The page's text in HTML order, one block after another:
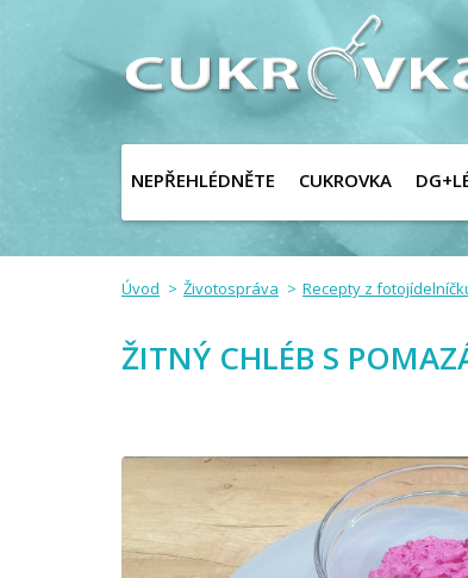
NEPŘEHLÉDNĚTE CUKROVKA
Úvod Životospráva Recepty z
ŽITNÝ CHLÉB S